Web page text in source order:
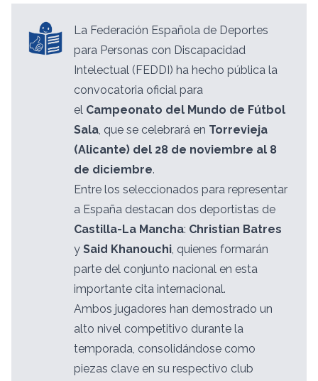
La Federación Española de Deportes
para Personas con Discapacidad
Intelectual (FEDDI) ha hecho pública la
convocatoria oficial para
el Campeonato del Mundo de Fútbol
Sala, que se celebrará en Torrevieja
(Alicante) del 28 de noviembre al 8
de diciembre.
Entre los seleccionados para representar
a España destacan dos deportistas de
Castilla-La Mancha: Christian Batres
y Said Khanouchi, quienes formarán
parte del conjunto nacional en esta
importante cita internacional.
Ambos jugadores han demostrado un
alto nivel competitivo durante la
temporada, consolidándose como
piezas clave en su respectivo club